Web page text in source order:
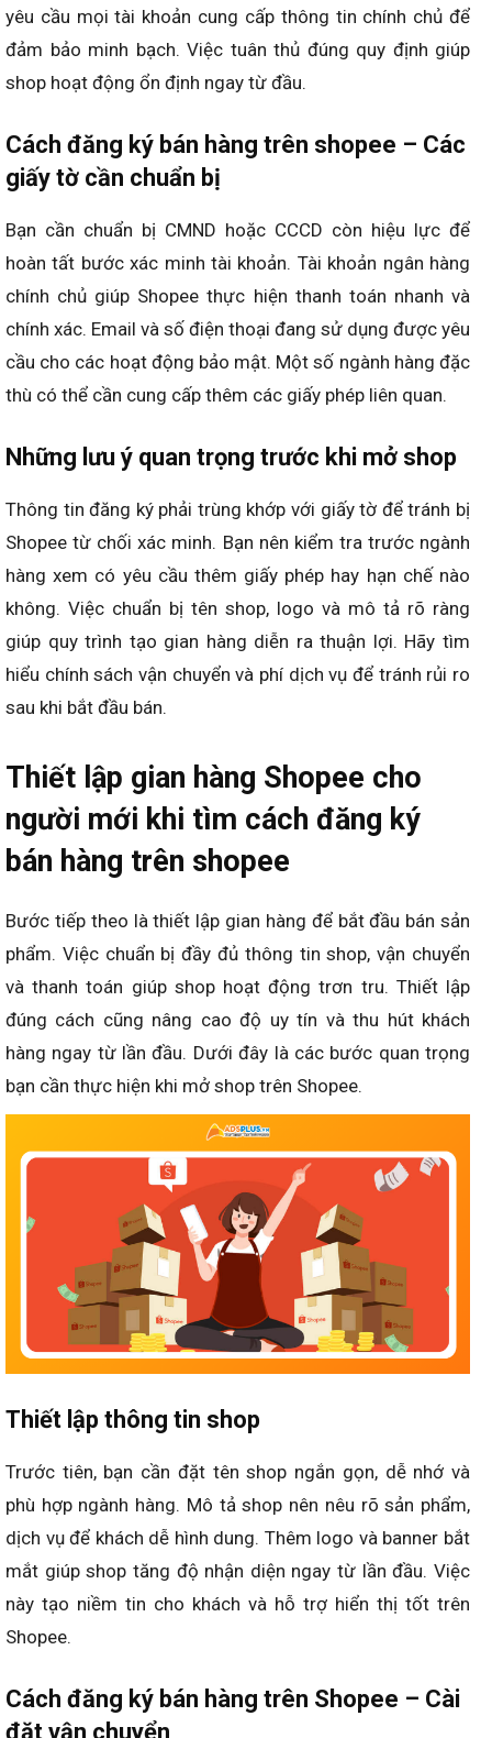
yêu cầu mọi tài khoản cung cấp thông tin chính chủ để
đảm bảo minh bạch. Việc tuân thủ đúng quy định giúp
shop hoạt động ổn định ngay từ đầu.
Cách đăng ký bán hàng trên shopee – Các
giấy tờ cần chuẩn bị
Bạn cần chuẩn bị CMND hoặc CCCD còn hiệu lực để
hoàn tất bước xác minh tài khoản. Tài khoản ngân hàng
chính chủ giúp Shopee thực hiện thanh toán nhanh và
chính xác. Email và số điện thoại đang sử dụng được yêu
cầu cho các hoạt động bảo mật. Một số ngành hàng đặc
thù có thể cần cung cấp thêm các giấy phép liên quan.
Những lưu ý quan trọng trước khi mở shop
Thông tin đăng ký phải trùng khớp với giấy tờ để tránh bị
Shopee từ chối xác minh. Bạn nên kiểm tra trước ngành
hàng xem có yêu cầu thêm giấy phép hay hạn chế nào
không. Việc chuẩn bị tên shop, logo và mô tả rõ ràng
giúp quy trình tạo gian hàng diễn ra thuận lợi. Hãy tìm
hiểu chính sách vận chuyển và phí dịch vụ để tránh rủi ro
sau khi bắt đầu bán.
Thiết lập gian hàng Shopee cho
người mới khi tìm cách đăng ký
bán hàng trên shopee
Bước tiếp theo là thiết lập gian hàng để bắt đầu bán sản
phẩm. Việc chuẩn bị đầy đủ thông tin shop, vận chuyển
và thanh toán giúp shop hoạt động trơn tru. Thiết lập
đúng cách cũng nâng cao độ uy tín và thu hút khách
hàng ngay từ lần đầu. Dưới đây là các bước quan trọng
bạn cần thực hiện khi mở shop trên Shopee.
Thiết lập thông tin shop
Trước tiên, bạn cần đặt tên shop ngắn gọn, dễ nhớ và
phù hợp ngành hàng. Mô tả shop nên nêu rõ sản phẩm,
dịch vụ để khách dễ hình dung. Thêm logo và banner bắt
mắt giúp shop tăng độ nhận diện ngay từ lần đầu. Việc
này tạo niềm tin cho khách và hỗ trợ hiển thị tốt trên
Shopee.
Cách đăng ký bán hàng trên Shopee – Cài
đặt vận chuyển